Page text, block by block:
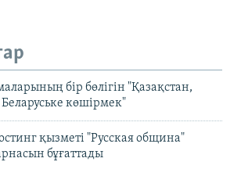
бір бөлігін "Қазақстан,
көшірмек"
қызметі "Русская община"
бұғаттады